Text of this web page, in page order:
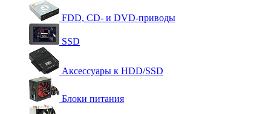
FDD, CD- и DVD-приводы
SSD
Аксессуары к HDD/SSD
Блоки питания